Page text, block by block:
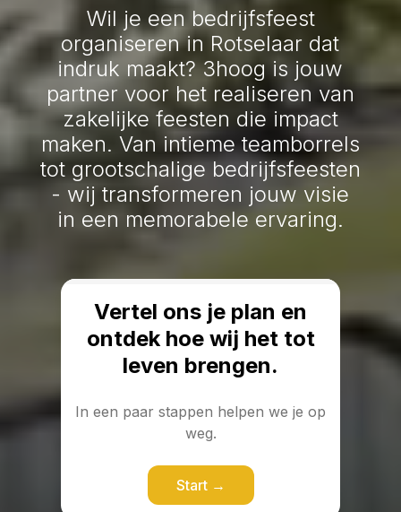
Wil je een bedrijfsfeest
organiseren in Rotselaar dat
indruk maakt? 3hoog is jouw
partner voor het realiseren van
zakelijke feesten die impact
maken. Van intieme teamborrels
tot grootschalige bedrijfsfeesten
- wij transformeren jouw visie
in een memorabele ervaring.